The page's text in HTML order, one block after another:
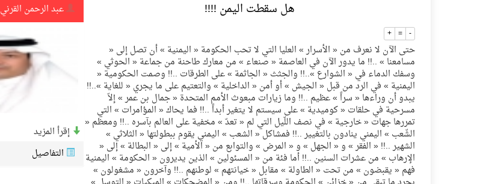
فنّ المكاتب للتجارة توقّع اتفاقية شراكة مع أكاديمية الهلال
نادي النور يحقق المركز الأول في منافسات كرة السلة بالأولمبياد الخاص لدوم الرياضة للجميع
تنافس قوي بين كبرى الإسطبلات في ثاني أسابيع موسم سباقات الرياض
سيل الخير يروي ملاعب الكوكب
كأس العالم للرياضات الإلكترونية شاهد على ريادة المملكة والنهضة الشاملة فيها
عبد الرحمن القرني
إقرأ المزيد
التفاصيل
هل سقطت اليمن !!!!
+ = -
حتى الآن لا نعرف من « الأسرار » العليا التي لا تحب الحكومة « اليمنية » أن تصل إلى «
مسامعنا » ..!! ما يدور الآن في العاصمة « صنعاء » من معارك طاحنة من جماعة « الحوثي »
وسفك الدماء في « الشوارع »..!! والجثث « الجاثمة » على الطرقات ..!! وصمت الحكومية «
اليمنية » في الرد من قبل « الجيش » أو أمن « الداخلية » والتعتيم على ما يجري « للغاية »..!!
يبدو أن وراءها « سراً » عظيم ..!! وما زيارات مبعوث الأمم المتحدة « جمال بن عمر » إلاّ
مسرحية في حلقات « كوميدية » على سيستم لا يتغير أبداً ..!! فما يحاك « المؤامرات » التي
تمررها جهات « خارجية » في نصف اللّيل التي لم « تعدّ » مخفية على العالم بآسره ..!! ومعظم «
الشّعب » اليمني ينادون بالتغيير ..!! فمشاكل « الشعب » اليمني يقوم ببطولتها « الثلاثي »
الشهير ..!! « الفقر » و « الجهل » و « المرض » والتوابع من « الأمية » إلى « البطالة » إلى «
الإرهاب » من عشرات السنين ..!! أما فئة من « المسئولين » الذين يديرون « الحكومة » اليمنية
فهم « يقبضون » من تحت « الطاولة » مقابل « خيانتهم » لوطنهم ..!! وآخرون « مشغولون »